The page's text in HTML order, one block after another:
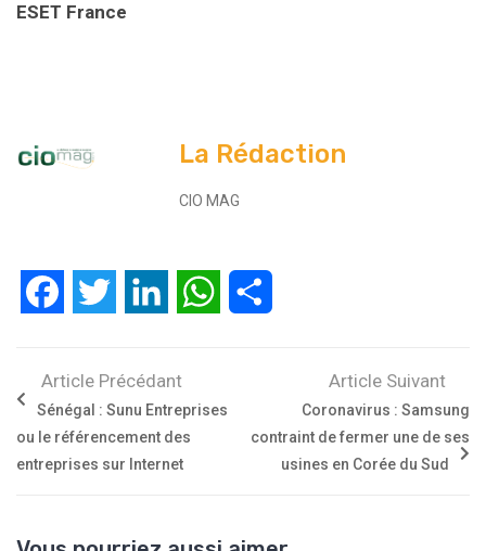
ESET France
La Rédaction
CIO MAG
FacebookTwitter LinkedIn WhatsApp
Article Précédant
Sénégal : Sunu Entreprises
ou le référencement des
entreprises sur Internet
Article Suivant
Coronavirus : Samsung
contraint de fermer une de ses
usines en Corée du Sud